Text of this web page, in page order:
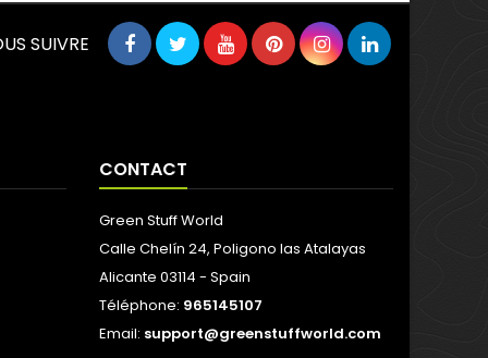
SUIVRE
CONTACT
Green Stuff World
Calle Chelín 24, Poligono las Atalayas
Alicante 03114 - Spain
Téléphone: 965145107
Email: support@greenstuffworld.com